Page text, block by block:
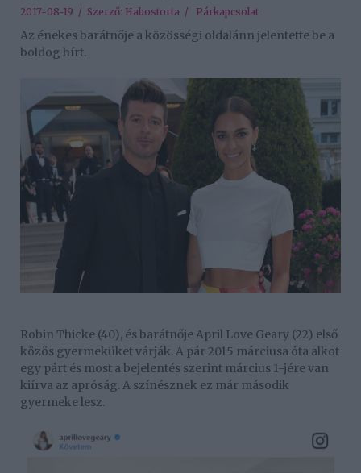
2017-08-19 / Szerző: Habostorta / Párkapcsolat
Az énekes barátnője a közösségi oldalánn jelentette be a
boldog hírt.
Robin Thicke (40), és barátnője April Love Geary (22) első
közös gyermeküket várják. A pár 2015 márciusa óta alkot
egy párt és most a bejelentés szerint március 1-jére van
kiírva az apróság. A színésznek ez már második
gyermeke lesz.